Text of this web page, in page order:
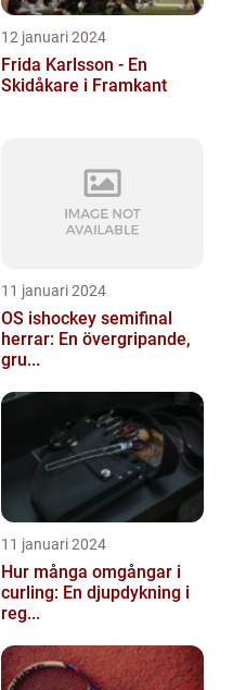
12 januari 2024
Frida Karlsson - En
Skidåkare i Framkant
11 januari 2024
OS ishockey semifinal
herrar: En övergripande,
gru...
11 januari 2024
Hur många omgångar i
curling: En djupdykning i
reg...